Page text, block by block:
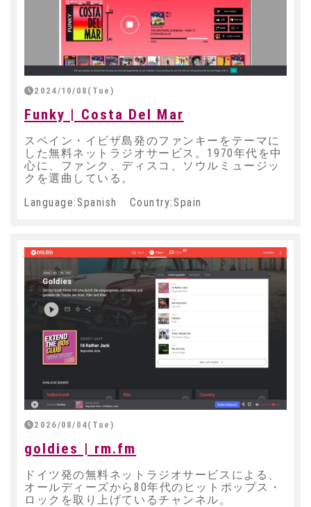
2024/10/08(Tue)
Funky | Costa Del Mar
スペイン・イビザ島発のファンキーをテーマに
した無料ネットラジオサービス。1970年代を中
心に、ファンク、ディスコ、ソウルミュージッ
クを選曲している。
Language:Spanish Country:Spain
2026/08/04(Tue)
goldies | rm.fm
ドイツ発の無料ネットラジオサービスによる、
オールディーズから80年代のヒットポップス・
ロックを取り上げているチャンネル。